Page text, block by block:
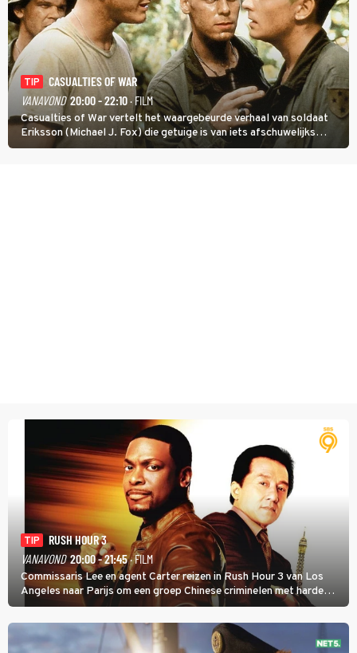
TIP
CASUALTIES OF WAR
VANAVOND 20:00 - 22:10· FILM
Casualties of War vertelt het waargebeurde verhaal van soldaat
Eriksson (Michael J. Fox) die getuige is van iets afschuwelijks
tijdens de Vietnamoorlog. Hij besluit uit de school te klappen.
TIP
RUSH HOUR 3
VANAVOND 20:00 - 21:45· FILM
Commissaris Lee en agent Carter reizen in Rush Hour 3 van Los
Angeles naar Parijs om een groep Chinese criminelen met harde
hand aan te pakken.